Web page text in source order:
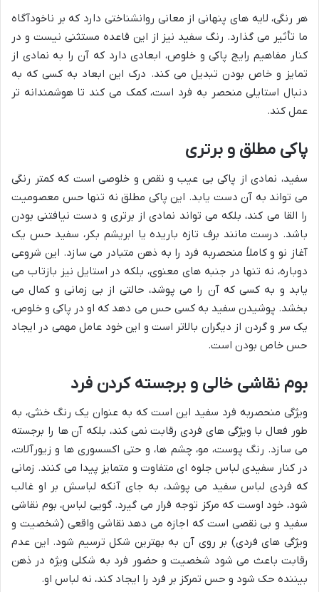
هر رنگی، لایه های پنهانی از معانی روانشناختی دارد که بر ناخودآگاه
ما تأثیر می گذارد. رنگ سفید نیز از این قاعده مستثنی نیست و در
کنار مفاهیم رایج پاکی و خلوص، ابعادی دارد که آن را به نمادی از
تمایز و خاص بودن تبدیل می کند. درک این ابعاد به کسی که به
دنبال استایلی منحصر به فرد است، کمک می کند تا هوشمندانه تر
عمل کند.
پاکی مطلق و برتری
سفید، نمادی از پاکی بی عیب و نقص و خلوصی است که کمتر رنگی
می تواند به آن دست یابد. این پاکی مطلق نه تنها حس معصومیت
را القا می کند، بلکه می تواند نمادی از برتری و دست نیافتنی بودن
باشد. درست مانند برف تازه باریده یا ابریشم بکر، سفید حس یک
آغاز نو و کاملاً منحصربه فرد را به ذهن متبادر می سازد. این شروعی
دوباره، نه تنها در جنبه های معنوی، بلکه در استایل نیز بازتاب می
یابد و به کسی که آن را می پوشد، حالتی از بی زمانی و کمال می
بخشد. پوشیدن سفید به کسی حس می دهد که او در پاکی و خلوص،
یک سر و گردن از دیگران بالاتر است و این خود عامل مهمی در ایجاد
حس خاص بودن است.
بوم نقاشی خالی و برجسته کردن فرد
ویژگی منحصربه فرد سفید این است که به عنوان یک رنگ خنثی، به
طور فعال با ویژگی های فردی رقابت نمی کند، بلکه آن ها را برجسته
می سازد. رنگ پوست، مو، چشم ها، و حتی اکسسوری ها و زیورآلات،
در کنار سفیدی لباس جلوه ای متفاوت و متمایز پیدا می کنند. زمانی
که فردی لباس سفید می پوشد، به جای آنکه لباسش بر او غالب
شود، خود اوست که مرکز توجه قرار می گیرد. گویی لباس، بوم نقاشی
سفید و بی نقصی است که اجازه می دهد نقاشی واقعی (شخصیت و
ویژگی های فردی) بر روی آن به بهترین شکل ترسیم شود. این عدم
رقابت باعث می شود شخصیت و حضور فرد به شکلی ویژه در ذهن
بیننده حک شود و حس تمرکز بر فرد را ایجاد کند، نه لباس او.